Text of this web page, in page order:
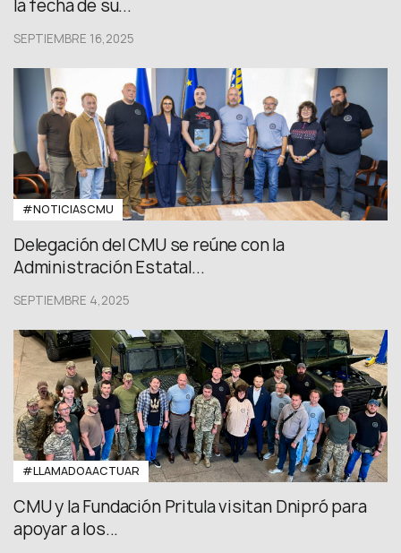
la fecha de su...
SEPTIEMBRE 16,2025
#NOTICIASCMU
Delegación del CMU se reúne con la
Administración Estatal...
SEPTIEMBRE 4,2025
#LLAMADOAACTUAR
CMU y la Fundación Pritula visitan Dnipró para
apoyar a los...